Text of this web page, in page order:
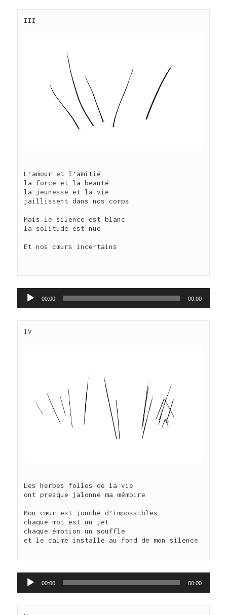
L’amour et l’amitié
la force et la beauté
la jeunesse et la vie
jaillissent dans nos corps
Mais le silence est blanc
la solitude est nue
Et nos cœurs incertains
Lecteur
audio
00:00 00:00
Les herbes folles de la vie
ont presque jalonné ma mémoire
Mon cœur est jonché d’impossibles
chaque mot est un jet
chaque émotion un souffle
et le calme installé au fond de mon silence
Lecteur
audio
00:00 00:00